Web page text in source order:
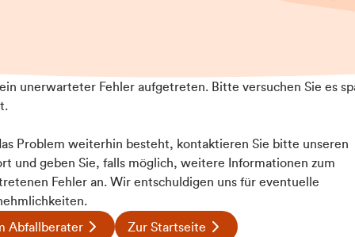
Details
ein unerwarteter Fehler aufgetreten. Bitte versuchen Sie es
Problem weiterhin besteht, kontaktieren Sie bitte unseren
und geben Sie, falls möglich, weitere Informationen zum
Fehler an. Wir entschuldigen uns für eventuelle
Abfallberater Zur Startseite